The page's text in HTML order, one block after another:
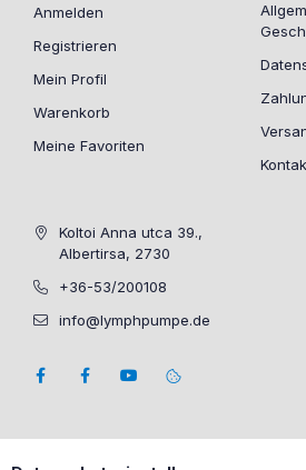
Anmelden
Registrieren
Mein Profil
Warenkorb
Meine Favoriten
Koltoi Anna utca 39.,
Albertirsa, 2730
+36-53/200108
info@lymphpumpe.de